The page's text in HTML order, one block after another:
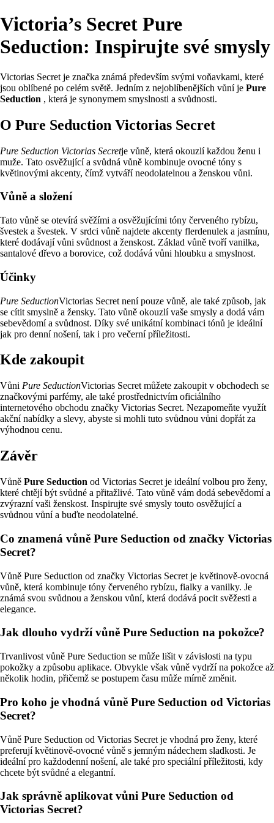
Victoria’s Secret Pure
Seduction: Inspirujte své smysly
Victorias Secret je značka známá především svými voňavkami, které
jsou oblíbené po celém světě. Jedním z nejoblíbenějších vůní je Pure
Seduction , která je synonymem smyslnosti a svůdnosti.
O Pure Seduction Victorias Secret
Pure Seduction Victorias Secretje vůně, která okouzlí každou ženu i
muže. Tato osvěžující a svůdná vůně kombinuje ovocné tóny s
květinovými akcenty, čímž vytváří neodolatelnou a ženskou vůni.
Vůně a složení
Tato vůně se otevírá svěžími a osvěžujícími tóny červeného rybízu,
švestek a švestek. V srdci vůně najdete akcenty flerdenulek a jasmínu,
které dodávají vůni svůdnost a ženskost. Základ vůně tvoří vanilka,
santalové dřevo a borovice, což dodává vůni hloubku a smyslnost.
Účinky
Pure SeductionVictorias Secret není pouze vůně, ale také způsob, jak
se cítit smyslně a žensky. Tato vůně okouzlí vaše smysly a dodá vám
sebevědomí a svůdnost. Díky své unikátní kombinaci tónů je ideální
jak pro denní nošení, tak i pro večerní příležitosti.
Kde zakoupit
Vůni Pure SeductionVictorias Secret můžete zakoupit v obchodech se
značkovými parfémy, ale také prostřednictvím oficiálního
internetového obchodu značky Victorias Secret. Nezapomeňte využít
akční nabídky a slevy, abyste si mohli tuto svůdnou vůni dopřát za
výhodnou cenu.
Závěr
Vůně Pure Seduction od Victorias Secret je ideální volbou pro ženy,
které chtějí být svůdné a přitažlivé. Tato vůně vám dodá sebevědomí a
zvýrazní vaši ženskost. Inspirujte své smysly touto osvěžující a
svůdnou vůní a buďte neodolatelné.
Co znamená vůně Pure Seduction od značky Victorias
Secret?
Vůně Pure Seduction od značky Victorias Secret je květinově-ovocná
vůně, která kombinuje tóny červeného rybízu, fialky a vanilky. Je
známá svou svůdnou a ženskou vůní, která dodává pocit svěžesti a
elegance.
Jak dlouho vydrží vůně Pure Seduction na pokožce?
Trvanlivost vůně Pure Seduction se může lišit v závislosti na typu
pokožky a způsobu aplikace. Obvykle však vůně vydrží na pokožce až
několik hodin, přičemž se postupem času může mírně změnit.
Pro koho je vhodná vůně Pure Seduction od Victorias
Secret?
Vůně Pure Seduction od Victorias Secret je vhodná pro ženy, které
preferují květinově-ovocné vůně s jemným nádechem sladkosti. Je
ideální pro každodenní nošení, ale také pro speciální příležitosti, kdy
chcete být svůdné a elegantní.
Jak správně aplikovat vůni Pure Seduction od
Victorias Secret?